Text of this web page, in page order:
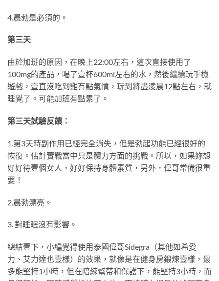
4.晨勃是必須的。
第三天
由於加班的原因，在晚上22:00左右，這次直接使用了
100mg的產品，喝了壹杯600ml左右的水，然後繼續玩手機
遊戲，壹直沒吃到雞有點氣憤，玩到將盡淩晨12點左右，就
睡覺了。可能加班有點累了。
第三天試驗反饋：
1.第3天時副作用已經完全消失，但是勃起功能已經很好的
恢復。估計實戰當中只是體力方面的挑戰。所以，如果妳想
好好待壹個女人，好好保持身體素質，另外，偉哥常備很重
要！
2.晨勃漂亮。
3. 對睡眠沒有影響。
總結壹下，小編覺得使用泰國偉哥Sidegra（其他如希愛
力、艾力達也壹樣）的效果，就像是在健身房鍛煉壹樣，最
多能堅持1小時，但在陪練幫帶和保護下，能堅持3小時，而